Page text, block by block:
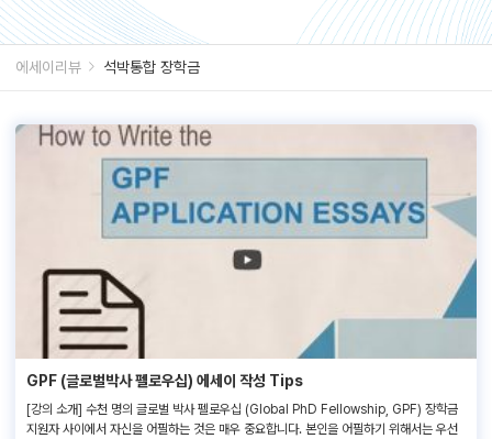
에세이리뷰 석박통합 장학금
GPF (글로벌박사 펠로우십) 에세이 작성 Tips
[강의 소개] 수천 명의 글로벌 박사 펠로우십 (Global PhD Fellowship, GPF) 장학금
지원자 사이에서 자신을 어필하는 것은 매우 중요합니다. 본인을 어필하기 위해서는 우선